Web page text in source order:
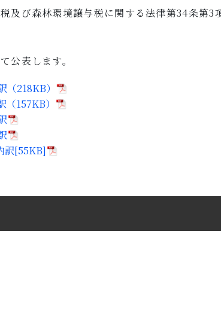
及び森林環境譲与税に関する法律第34条第
公表します。
218KB）
157KB）
訳[55KB]